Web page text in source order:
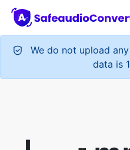
We do not upload
data is